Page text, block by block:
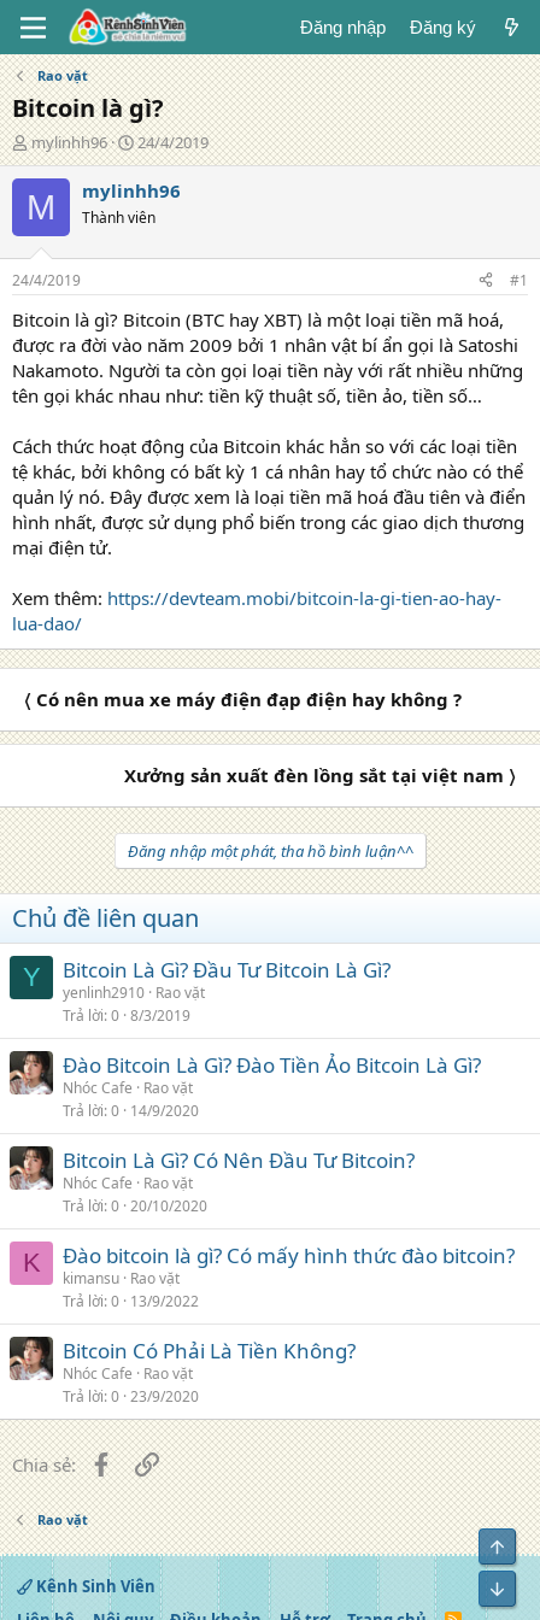
Đăng nhập Đăng ký
Rao vặt
Bitcoin là gì?
T
á
c
g
ả
mylinhh96
N
g
à
y
đ
g
24/4/2019
M mylinhh96
Thành viên
24/4/2019 #1
Bitcoin là gì? Bitcoin (BTC hay XBT) là một loại tiền mã hoá,
được ra đời vào năm 2009 bởi 1 nhân vật bí ẩn gọi là Satoshi
Nakamoto. Người ta còn gọi loại tiền này với rất nhiều những
tên gọi khác nhau như: tiền kỹ thuật số, tiền ảo, tiền số…
Cách thức hoạt động của Bitcoin khác hẳn so với các loại tiền
tệ khác, bởi không có bất kỳ 1 cá nhân hay tổ chức nào có thể
quản lý nó. Đây được xem là loại tiền mã hoá đầu tiên và điển
hình nhất, được sử dụng phổ biến trong các giao dịch thương
mại điện tử.
Xem thêm: https://devteam.mobi/bitcoin-la-gi-tien-ao-hay-
lua-dao/
〈 Có nên mua xe máy điện đạp điện hay không ?
Xưởng sản xuất đèn lồng sắt tại việt nam 〉
Đăng nhập một phát, tha hồ bình luận^^
Chủ đề liên quan
Y Bitcoin Là Gì? Đầu Tư Bitcoin Là Gì?
yenlinh2910 Rao vặt
Trả lời 0 8/3/2019
Đào Bitcoin Là Gì? Đào Tiền Ảo Bitcoin Là Gì?
Nhóc Cafe
Rao vặt
Trả lời 0 14/9/2020
Bitcoin Là Gì? Có Nên Đầu Tư Bitcoin?
Nhóc Cafe
Rao vặt
Trả lời 0 20/10/2020
K Đào bitcoin là gì? Có mấy hình thức đào bitcoin?
kimansu Rao vặt
Trả lời 0 13/9/2022
Bitcoin Có Phải Là Tiền Không?
Nhóc Cafe
Rao vặt
Trả lời 0 23/9/2020
Chia sẻ: FacebookLiên kết
Rao vặt
Kênh Sinh Viên
Top